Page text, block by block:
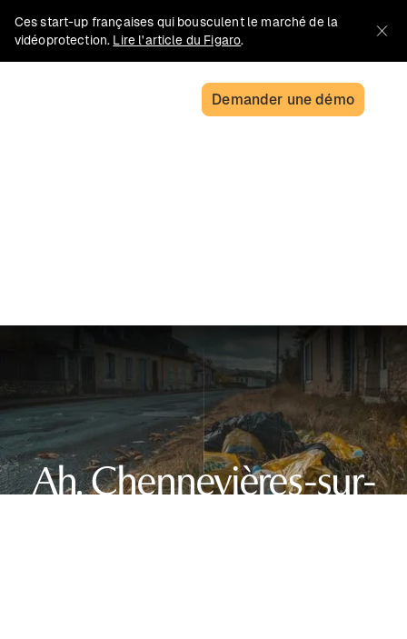
Ces start-up françaises qui bousculent le marché de la
vidéoprotection. Lire l'article du Figaro.
Demander une démo
Ah, Chennevières-sur-